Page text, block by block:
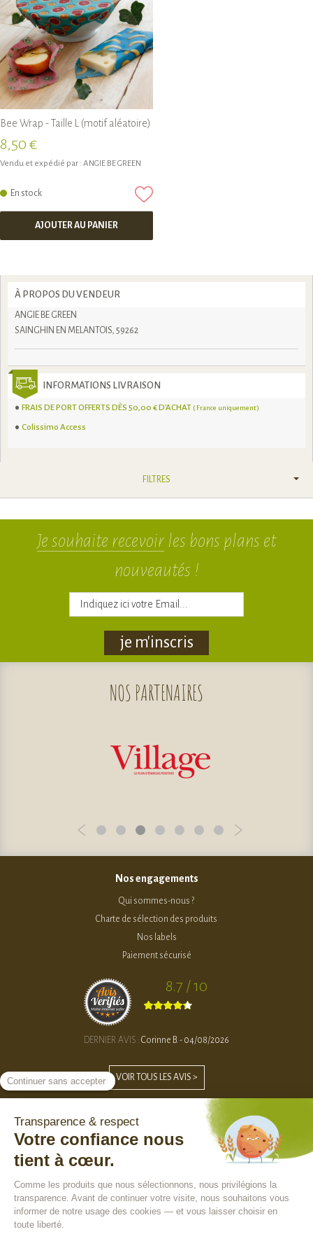
Bee Wrap - Taille L (motif aléatoire)
8,50 €
Vendu et expédié par : ANGIE BE GREEN
En stock
AJOUTER AU PANIER
À PROPOS DU VENDEUR
ANGIE BE GREEN
SAINGHIN EN MELANTOIS, 59262
INFORMATIONS LIVRAISON
FRAIS DE PORT OFFERTS DÈS 50,00 € D'ACHAT ( France uniquement )
Colissimo Access
FILTRES
Je souhaite recevoirles bons plans et
nouveautés !
je m'inscris
NOS PARTENAIRES
Nos engagements
Qui sommes-nous ?
Charte de sélection des produits
Nos labels
Paiement sécurisé
8.7 / 10
DERNIER AVIS : Corinne B. - 04/08/2026
VOIR TOUS LES AVIS >
Besoin d'aide ?
Nous contacter
Suivre votre commande
Faire un retour